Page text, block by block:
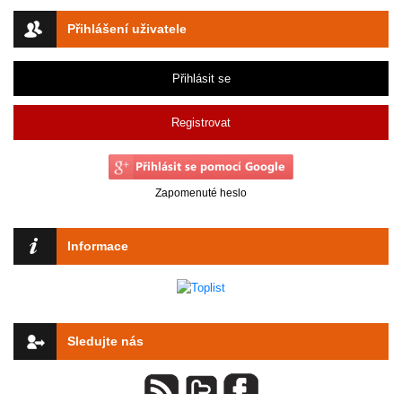
Přihlášení uživatele
Přihlásit se
Registrovat
Zapomenuté heslo
Informace
Sledujte nás